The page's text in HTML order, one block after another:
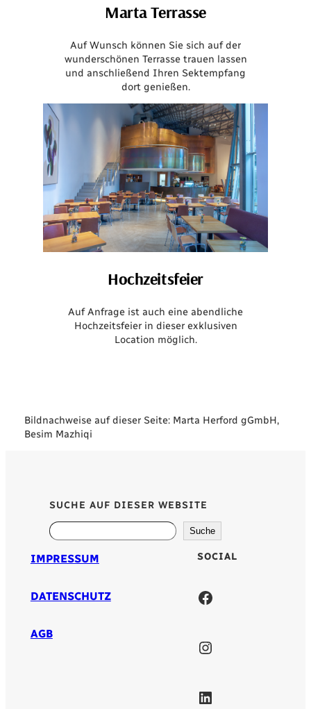
Marta Terrasse
Auf Wunsch können Sie sich auf der
wunderschönen Terrasse trauen lassen
und anschließend Ihren Sektempfang
dort genießen.
Hochzeitsfeier
Auf Anfrage ist auch eine abendliche
Hochzeitsfeier in dieser exklusiven
Location möglich.
Bildnachweise auf dieser Seite: Marta Herford gGmbH,
Besim Mazhiqi
SUCHE AUF DIESER WEBSITE
Search Suche
IMPRESSUM
DATENSCHUTZ
AGB
SOCIAL
Facebook
Instagram
LinkedIn